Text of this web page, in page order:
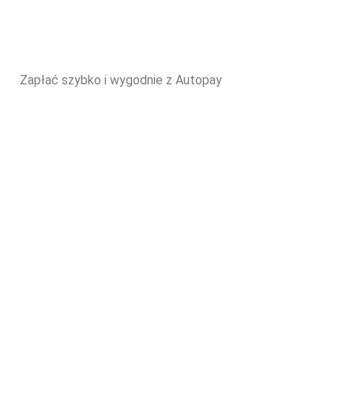
Zapłać szybko i wygodnie z Autopay